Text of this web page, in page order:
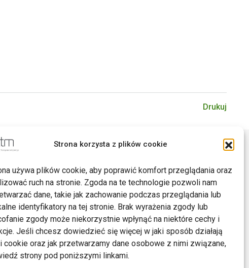
Strona korzysta z plików cookie
używa plików cookie, aby poprawić komfort przeglądania oraz
ruch na stronie. Zgoda na te technologie pozwoli nam
dane, takie jak zachowanie podczas przeglądania lub
identyfikatory na tej stronie. Brak wyrażenia zgody lub
zgody może niekorzystnie wpłynąć na niektóre cechy i
Jeśli chcesz dowiedzieć się więcej w jaki sposób działają
cookie oraz jak przetwarzamy dane osobowe z nimi związane,
strony pod poniższymi linkami.
Drukuj